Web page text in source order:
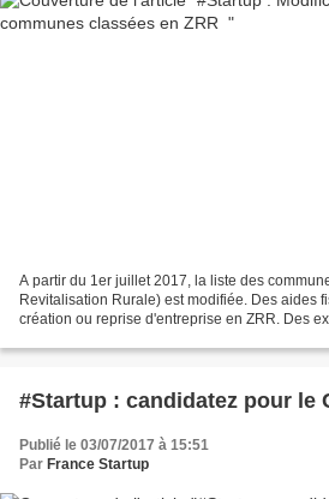
A partir du 1er juillet 2017, la liste des
Revitalisation Rurale) est modifiée. Des aides
création ou reprise d'entreprise en ZRR. Des
#Startup : candidatez pour le
Publié le 03/07/2017 à 15:51
Par France Startup